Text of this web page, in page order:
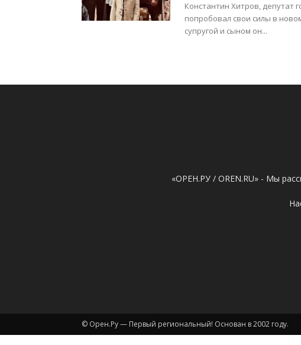
Константин Хитров, депутат
попробовал свои силы в
супругой и сыном он...
«ОРЕН.РУ / OREN.RU» - Мы
© Орен.Ру — Первый региональный! Основан в 2002 году.